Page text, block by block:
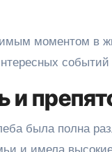
моментом в
была полна
и имела